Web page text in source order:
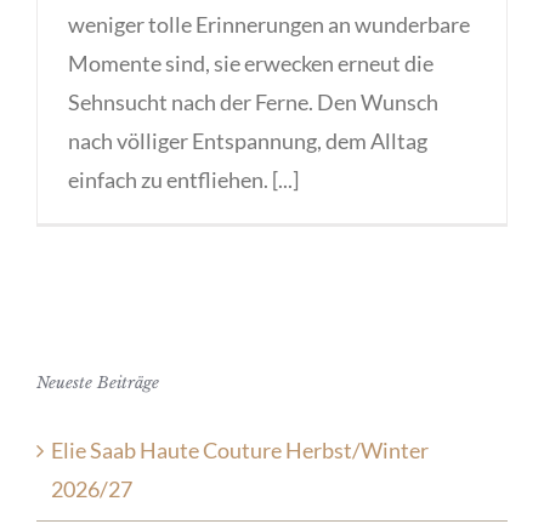
weniger tolle Erinnerungen an wunderbare
Momente sind, sie erwecken erneut die
Sehnsucht nach der Ferne. Den Wunsch
nach völliger Entspannung, dem Alltag
einfach zu entfliehen. [...]
Neueste Beiträge
Elie Saab Haute Couture Herbst/Winter
2026/27